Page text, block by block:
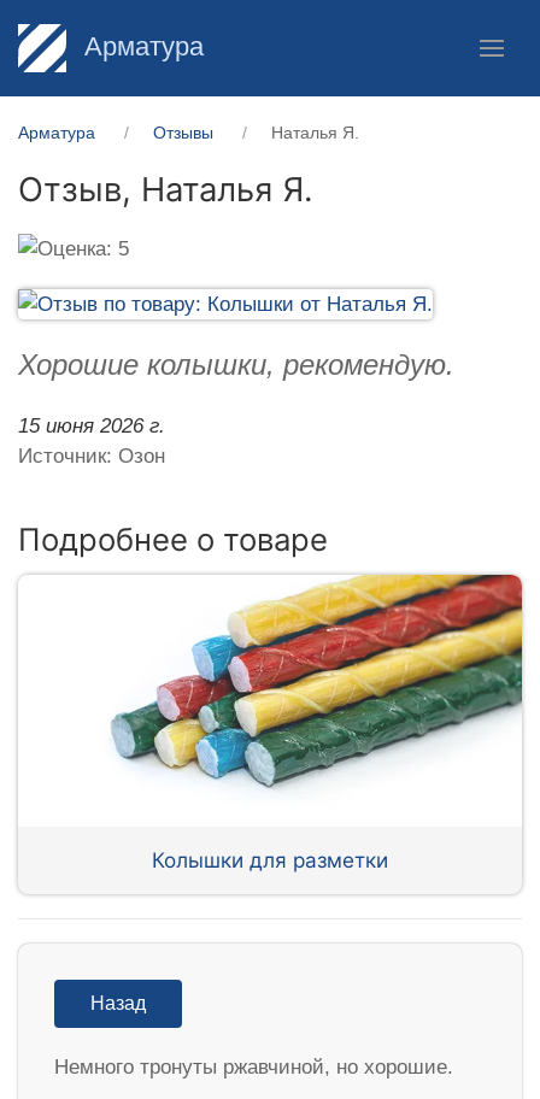
Арматура
Арматура Отзывы Наталья Я.
Отзыв, Наталья Я.
Хорошие колышки, рекомендую.
15 июня 2026 г.
Источник: Озон
Подробнее о товаре
Колышки для разметки
Назад
Немного тронуты ржавчиной, но хорошие.